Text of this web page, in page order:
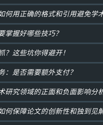
何用正确的格式和引用避免学
掌握好哪些技巧？
？这些坑你得避开！
：是否需要额外支付？
研究领域的正面和负面影响分
何保障论文的创新性和独到见